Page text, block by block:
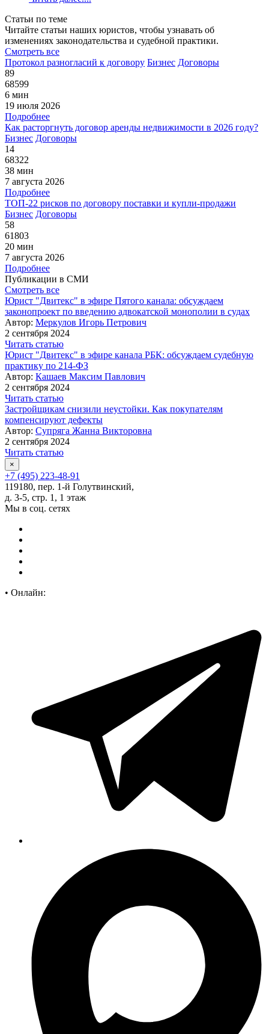
Статьи по теме
Читайте статьи наших юристов, чтобы узнавать об
изменениях законодательства и судебной практики.
Смотреть все
Протокол разногласий к договору Бизнес Договоры
89
68599
6 мин
19 июля 2026
Подробнее
Как расторгнуть договор аренды недвижимости в 2026 году?
Бизнес Договоры
14
68322
38 мин
7 августа 2026
Подробнее
ТОП-22 рисков по договору поставки и купли-продажи
Бизнес Договоры
58
61803
20 мин
7 августа 2026
Подробнее
Публикации в СМИ
Смотреть все
Юрист "Двитекс" в эфире Пятого канала: обсуждаем
законопроект по введению адвокатской монополии в судах
Автор: Меркулов Игорь Петрович
2 сентября 2024
Читать статью
Юрист "Двитекс" в эфире канала РБК: обсуждаем судебную
практику по 214-ФЗ
Автор: Кашаев Максим Павлович
2 сентября 2024
Читать статью
Застройщикам снизили неустойки. Как покупателям
компенсируют дефекты
Автор: Супряга Жанна Викторовна
2 сентября 2024
Читать статью
×
+7 (495) 223-48-91
119180, пер. 1-й Голутвинский,
д. 3-5, стр. 1, 1 этаж
Мы в соц. сетях
• Онлайн: